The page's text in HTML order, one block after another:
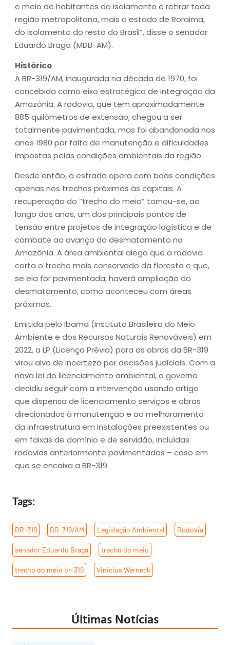
e meio de habitantes do isolamento e retirar toda
região metropolitana, mais o estado de Roraima,
do isolamento do resto do Brasil”, disse o senador
Eduardo Braga (MDB-AM).
Histórico
A BR-319/AM, inaugurada na década de 1970, foi
concebida como eixo estratégico de integração da
Amazônia. A rodovia, que tem aproximadamente
885 quilômetros de extensão, chegou a ser
totalmente pavimentada, mas foi abandonada nos
anos 1980 por falta de manutenção e dificuldades
impostas pelas condições ambientais da região.
Desde então, a estrada opera com boas condições
apenas nos trechos próximos às capitais. A
recuperação do “trecho do meio” tornou-se, ao
longo dos anos, um dos principais pontos de
tensão entre projetos de integração logística e de
combate ao avanço do desmatamento na
Amazônia. A área ambiental alega que a rodovia
corta o trecho mais conservado da floresta e que,
se ela for pavimentada, haverá ampliação do
desmatamento, como aconteceu com áreas
próximas.
Emitida pelo Ibama (Instituto Brasileiro do Meio
Ambiente e dos Recursos Naturais Renováveis) em
2022, a LP (Licença Prévia) para as obras da BR-319
virou alvo de incerteza por decisões judiciais. Com a
nova lei do licenciamento ambiental, o governo
decidiu seguir com a intervenção usando artigo
que dispensa de licenciamento serviços e obras
direcionados à manutenção e ao melhoramento
da infraestrutura em instalações preexistentes ou
em faixas de domínio e de servidão, incluídas
rodovias anteriormente pavimentadas – caso em
que se encaixa a BR-319.
Tags:
BR-319 BR-319/AM Legislação Ambiental Rodovia
senador Eduardo Braga trecho do meio
trecho do meio br-319 Vinicius Werneck
Últimas Notícias